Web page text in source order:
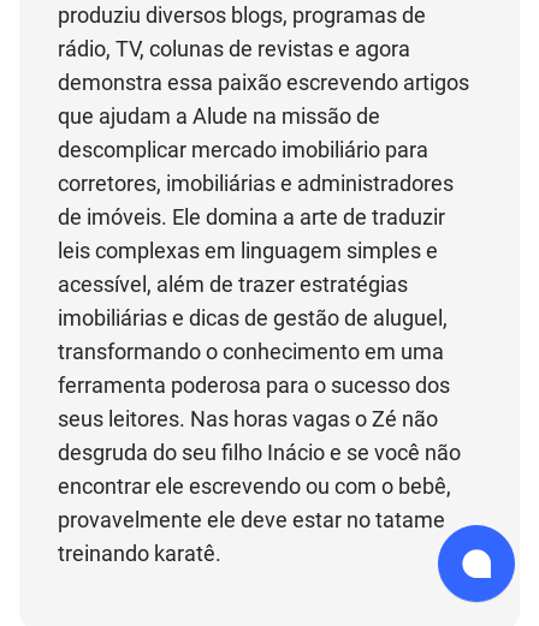
produziu diversos blogs, programas de
rádio, TV, colunas de revistas e agora
demonstra essa paixão escrevendo artigos
que ajudam a Alude na missão de
descomplicar mercado imobiliário para
corretores, imobiliárias e administradores
de imóveis. Ele domina a arte de traduzir
leis complexas em linguagem simples e
acessível, além de trazer estratégias
imobiliárias e dicas de gestão de aluguel,
transformando o conhecimento em uma
ferramenta poderosa para o sucesso dos
seus leitores. Nas horas vagas o Zé não
desgruda do seu filho Inácio e se você não
encontrar ele escrevendo ou com o bebê,
provavelmente ele deve estar no tatame
treinando karatê.